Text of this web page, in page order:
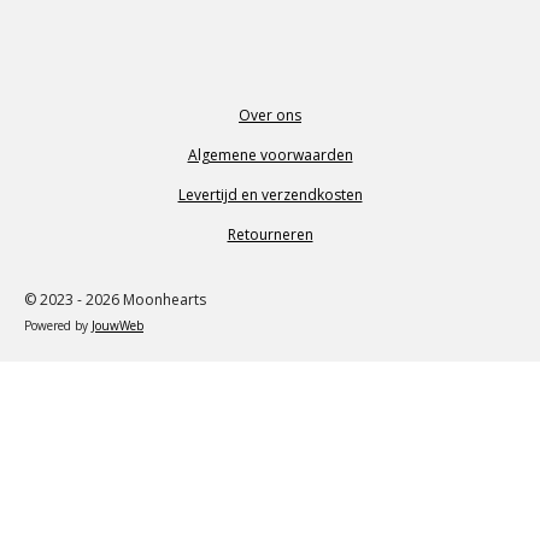
Over ons
Algemene voorwaarden
Levertijd en verzendkosten
Retourneren
© 2023 - 2026 Moonhearts
Powered by JouwWeb